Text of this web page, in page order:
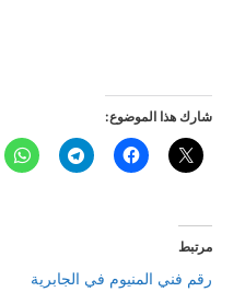
شارك هذا الموضوع:
مرتبط
رقم فني المنيوم في الجابرية